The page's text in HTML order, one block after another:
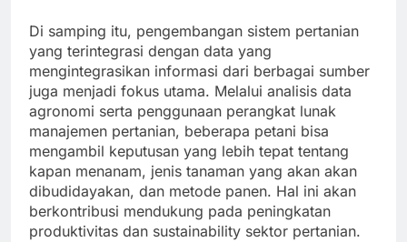
Di samping itu, pengembangan sistem pertanian
yang terintegrasi dengan data yang
mengintegrasikan informasi dari berbagai sumber
juga menjadi fokus utama. Melalui analisis data
agronomi serta penggunaan perangkat lunak
manajemen pertanian, beberapa petani bisa
mengambil keputusan yang lebih tepat tentang
kapan menanam, jenis tanaman yang akan akan
dibudidayakan, dan metode panen. Hal ini akan
berkontribusi mendukung pada peningkatan
produktivitas dan sustainability sektor pertanian.